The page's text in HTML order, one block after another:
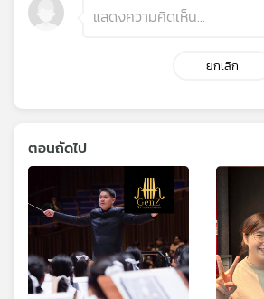
ยกเลิก
ตอนถัดไป